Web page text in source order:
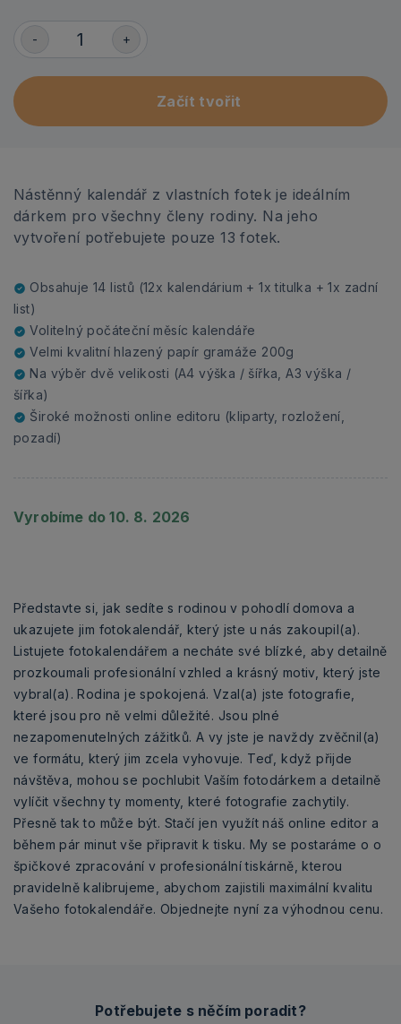
- +
Nástěnný kalendář z vlastních fotek je ideálním
dárkem pro všechny členy rodiny. Na jeho
vytvoření potřebujete pouze 13 fotek.
Obsahuje 14 listů (12x kalendárium + 1x titulka + 1x zadní
list)
Volitelný počáteční měsíc kalendáře
Velmi kvalitní hlazený papír gramáže 200g
Na výběr dvě velikosti (A4 výška / šířka, A3 výška /
šířka)
Široké možnosti online editoru (kliparty, rozložení,
pozadí)
Vyrobíme do 10. 8. 2026
Představte si, jak sedíte s rodinou v pohodlí domova a
ukazujete jim fotokalendář, který jste u nás zakoupil(a).
Listujete fotokalendářem a necháte své blízké, aby detailně
prozkoumali profesionální vzhled a krásný motiv, který jste
vybral(a). Rodina je spokojená. Vzal(a) jste fotografie,
které jsou pro ně velmi důležité. Jsou plné
nezapomenutelných zážitků. A vy jste je navždy zvěčnil(a)
ve formátu, který jim zcela vyhovuje. Teď, když přijde
návštěva, mohou se pochlubit Vaším fotodárkem a detailně
vylíčit všechny ty momenty, které fotografie zachytily.
Přesně tak to může být. Stačí jen využít náš online editor a
během pár minut vše připravit k tisku. My se postaráme o o
špičkové zpracování v profesionální tiskárně, kterou
pravidelně kalibrujeme, abychom zajistili maximální kvalitu
Vašeho fotokalendáře. Objednejte nyní za výhodnou cenu.
Potřebujete s něčím poradit?